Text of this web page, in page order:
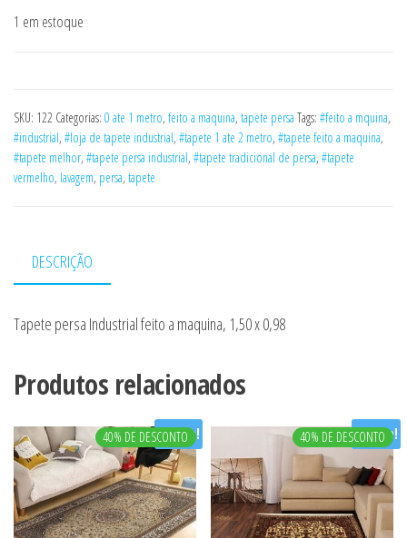
1 em estoque
SKU: 122 Categorias: 0 ate 1 metro, feito a maquina, tapete persa Tags: #feito a mquina,
#industrial, #loja de tapete industrial, #tapete 1 ate 2 metro, #tapete feito a maquina,
#tapete melhor, #tapete persa industrial, #tapete tradicional de persa, #tapete
vermelho, lavagem, persa, tapete
DESCRIÇÃO
Tapete persa Industrial feito a maquina, 1,50 x 0,98
Produtos relacionados
Oferta!
40% DE DESCONTO Oferta!
40% DE DESCONTO